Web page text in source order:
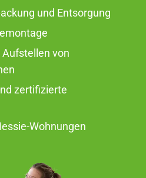
und Entsorgung
von
zertifizierte
Wohnungen